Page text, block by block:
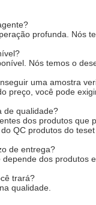
profunda. Nós
Nós temos o
uma amostra
preço, você pode
de qualidade?
dos produtos que
QC produtos do
de entrega?
dos produtos
trará?
qualidade.